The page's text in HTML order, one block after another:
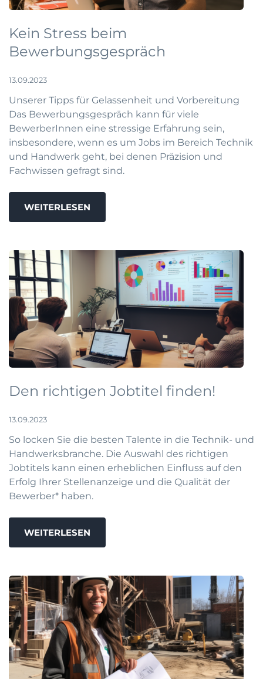
Kein Stress beim
Bewerbungsgespräch
13.09.2023
Unserer Tipps für Gelassenheit und Vorbereitung
Das Bewerbungsgespräch kann für viele
BewerberInnen eine stressige Erfahrung sein,
insbesondere, wenn es um Jobs im Bereich Technik
und Handwerk geht, bei denen Präzision und
Fachwissen gefragt sind.
WEITERLESEN
Den richtigen Jobtitel finden!
13.09.2023
So locken Sie die besten Talente in die Technik- und
Handwerksbranche. Die Auswahl des richtigen
Jobtitels kann einen erheblichen Einfluss auf den
Erfolg Ihrer Stellenanzeige und die Qualität der
Bewerber* haben.
WEITERLESEN